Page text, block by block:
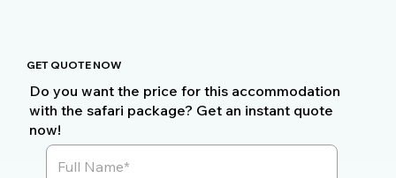
GET QUOTE NOW
Do you want the price for this accommodation
with the safari package? Get an instant quote
now!